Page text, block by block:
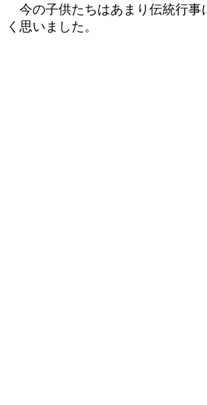
今の子供たちはあまり伝統行事
く思いました。